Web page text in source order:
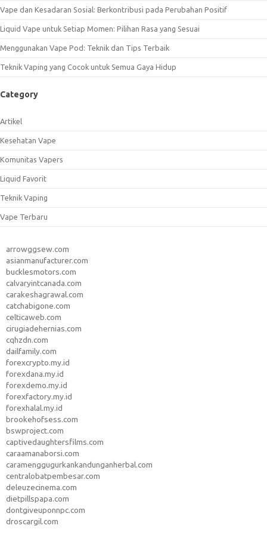
Vape dan Kesadaran Sosial: Berkontribusi pada Perubahan Positif
Liquid Vape untuk Setiap Momen: Pilihan Rasa yang Sesuai
Menggunakan Vape Pod: Teknik dan Tips Terbaik
Teknik Vaping yang Cocok untuk Semua Gaya Hidup
Category
Artikel
Kesehatan Vape
Komunitas Vapers
Liquid Favorit
Teknik Vaping
Vape Terbaru
arrowggsew.com
asianmanufacturer.com
bucklesmotors.com
calvaryintcanada.com
carakeshagrawal.com
catchabigone.com
celticaweb.com
cirugiadehernias.com
cqhzdn.com
dailfamily.com
forexcrypto.my.id
forexdana.my.id
forexdemo.my.id
forexfactory.my.id
forexhalal.my.id
brookehofsess.com
bswproject.com
captivedaughtersfilms.com
caraamanaborsi.com
caramenggugurkankandunganherbal.com
centralobatpembesar.com
deleuzecinema.com
dietpillspapa.com
dontgiveuponnpc.com
droscargil.com